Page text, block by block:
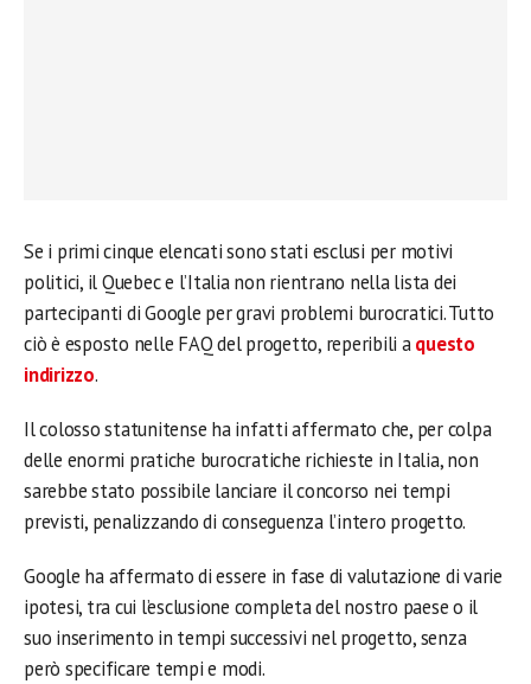
Se i primi cinque elencati sono stati esclusi per motivi
politici, il Quebec e l’Italia non rientrano nella lista dei
partecipanti di Google per gravi problemi burocratici. Tutto
ciò è esposto nelle FAQ del progetto, reperibili aquesto
indirizzo.
Il colosso statunitense ha infatti affermato che, per colpa
delle enormi pratiche burocratiche richieste in Italia, non
sarebbe stato possibile lanciare il concorso nei tempi
previsti, penalizzando di conseguenza l’intero progetto.
Google ha affermato di essere in fase di valutazione di varie
ipotesi, tra cui l’esclusione completa del nostro paese o il
suo inserimento in tempi successivi nel progetto, senza
però specificare tempi e modi.